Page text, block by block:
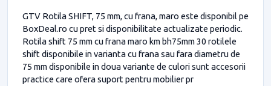
GTV Rotila SHIFT, 75 mm, cu frana, maro este disponibil pe
BoxDeal.ro cu pret si disponibilitate actualizate periodic.
Rotila shift 75 mm cu frana maro km bh75mm 30 rotilele
shift disponibile in varianta cu frana sau fara diametru de
75 mm disponibile in doua variante de culori sunt accesorii
practice care ofera suport pentru mobilier pr